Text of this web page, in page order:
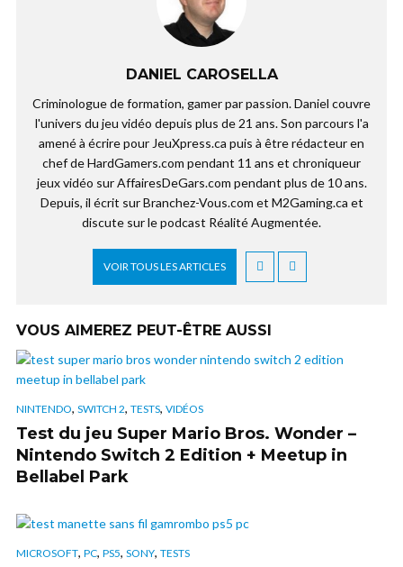
DANIEL CAROSELLA
Criminologue de formation, gamer par passion. Daniel couvre
l'univers du jeu vidéo depuis plus de 21 ans. Son parcours l'a
amené à écrire pour JeuXpress.ca puis à être rédacteur en
chef de HardGamers.com pendant 11 ans et chroniqueur
jeux vidéo sur AffairesDeGars.com pendant plus de 10 ans.
Depuis, il écrit sur Branchez-Vous.com et M2Gaming.ca et
discute sur le podcast Réalité Augmentée.
VOIR TOUS LES ARTICLES
VOUS AIMEREZ PEUT-ÊTRE AUSSI
NINTENDO, SWITCH 2, TESTS, VIDÉOS
Test du jeu Super Mario Bros. Wonder –
Nintendo Switch 2 Edition + Meetup in
Bellabel Park
MICROSOFT, PC, PS5, SONY, TESTS